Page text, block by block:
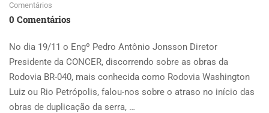
–
OPORTUNIDADES
AMEAÇAS
Comentários
0 Comentários
No dia 19/11 o Engº Pedro Antônio Jonsson Diretor
Presidente da CONCER, discorrendo sobre as obras da
Rodovia BR-040, mais conhecida como Rodovia Washington
Luiz ou Rio Petrópolis, falou-nos sobre o atraso no início das
obras de duplicação da serra, …